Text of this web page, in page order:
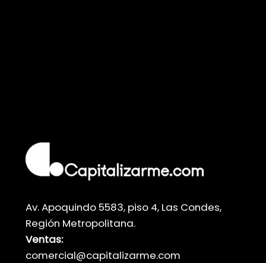
Av. Apoquindo 5583, piso 4, Las Condes,
Región Metropolitana.
Ventas:
comercial@capitalizarme.com